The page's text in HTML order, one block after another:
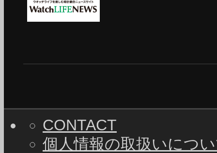
CONTACT
個人情報の取扱いにつ